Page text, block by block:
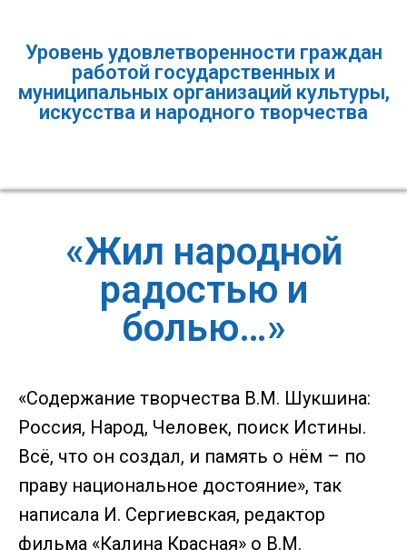
Уровень удовлетворенности граждан
работой государственных и
муниципальных организаций культуры,
искусства и народного творчества
«Жил народной
радостью и
болью…»
«Содержание творчества В.М. Шукшина:
Россия, Народ, Человек, поиск Истины.
Всё, что он создал, и память о нём – по
праву национальное достояние», так
написала И. Сергиевская, редактор
фильма «Калина Красная» о В.М.